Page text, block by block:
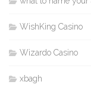
WishKing Casino
Wizardo Casino
xbagh